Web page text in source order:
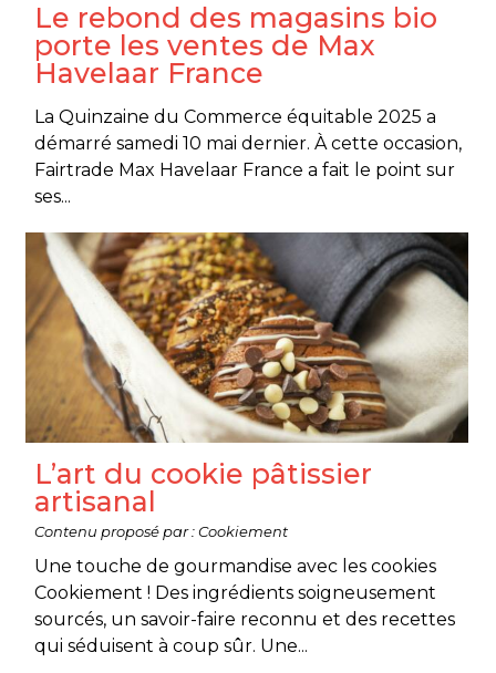
Le rebond des magasins bio
porte les ventes de Max
Havelaar France
La Quinzaine du Commerce équitable 2025 a
démarré samedi 10 mai dernier. À cette occasion,
Fairtrade Max Havelaar France a fait le point sur
ses...
L’art du cookie pâtissier
artisanal
Contenu proposé par : Cookiement
Une touche de gourmandise avec les cookies
Cookiement ! Des ingrédients soigneusement
sourcés, un savoir-faire reconnu et des recettes
qui séduisent à coup sûr. Une...